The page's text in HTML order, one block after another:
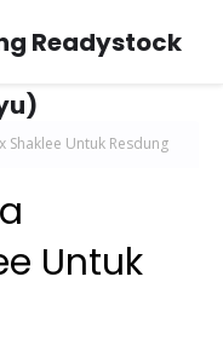
Readystock
Untuk Resdung
Untuk